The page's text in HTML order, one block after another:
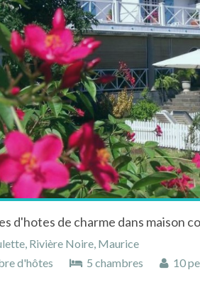
d'hotes de charme dans maison
Rivière Noire, Maurice
d'hôtes
5 chambres 10